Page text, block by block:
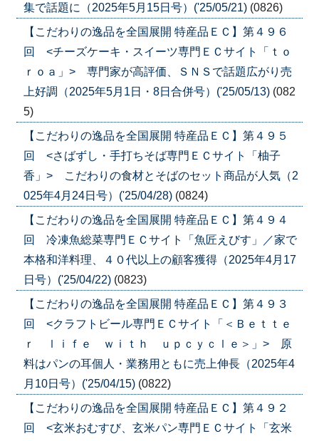
集で話題に（2025年5月15日号）('25/05/21) (0826)
【こだわりの逸品を全国展開 特産品ＥＣ】第４９６
回 <チーズケーキ・スイーツ専門ＥＣサイト「ｔｏ
ｒｏａ」> 専門家が高評価、ＳＮＳで話題広がり売
上好調（2025年5月1日・8日合併号）('25/05/13) (082
5)
【こだわりの逸品を全国展開 特産品ＥＣ】第４９５
回 <さばずし・手打ちそば専門ＥＣサイト「柚子
香」> こだわりの食材とそばのセット商品が人気（2
025年4月24日号）('25/04/28) (0824)
【こだわりの逸品を全国展開 特産品ＥＣ】第４９４
回 冷凍魚総菜専門ＥＣサイト「魚匠えびす」／家で
本格和洋料理、４０代以上の顧客獲得（2025年4月17
日号）('25/04/22) (0823)
【こだわりの逸品を全国展開 特産品ＥＣ】第４９３
回 <クラフトビール専門ＥＣサイト「＜Ｂｅｔｔｅ
ｒ ｌｉｆｅ ｗｉｔｈ ｕｐｃｙｃｌｅ＞」> 原
料はパンの耳個人・業務用ともに売上伸長（2025年4
月10日号）('25/04/15) (0822)
【こだわりの逸品を全国展開 特産品ＥＣ】第４９２
回 <玄米おむすび、玄米パン専門ＥＣサイト「玄米